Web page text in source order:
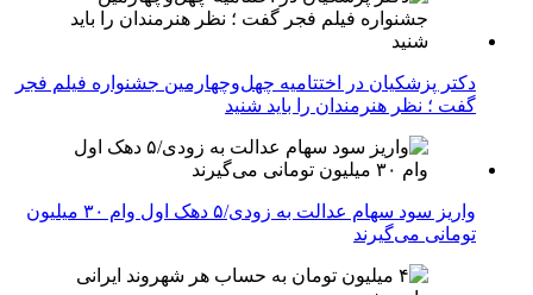
دکتر پزشکیان در اختتامیه چهل‌وچهارمین جشنواره فیلم فجر
گفت ؛ نظر هنرمندان را باید شنید
واریز سود سهام عدالت به زودی/۵ دهک اول وام ۳۰ میلیون
تومانی می‌گیرند